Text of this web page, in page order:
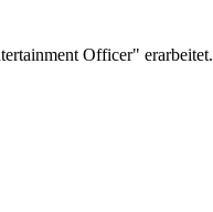
Officer" erarbeitet.